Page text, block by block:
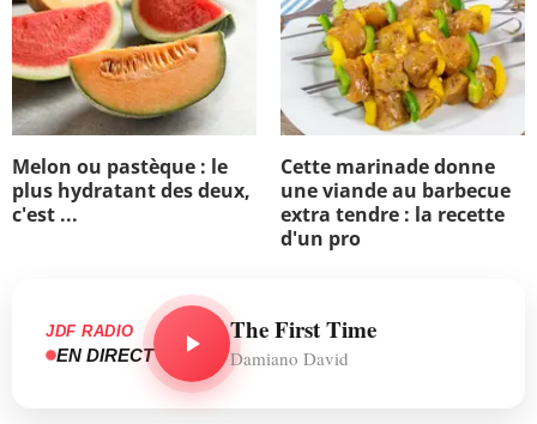
Melon ou pastèque : le
plus hydratant des deux,
c'est ...
Cette marinade donne
une viande au barbecue
extra tendre : la recette
d'un pro
JDF RADIO
EN DIRECT
The First Time
Damiano David